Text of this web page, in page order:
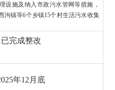
设施及纳入市政污水管网等措施，
沟镇等6个乡镇15个村生活污水收集
已完成整改
年12月底